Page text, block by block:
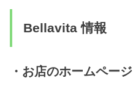
Bellavita 情報
・お店のホームページ